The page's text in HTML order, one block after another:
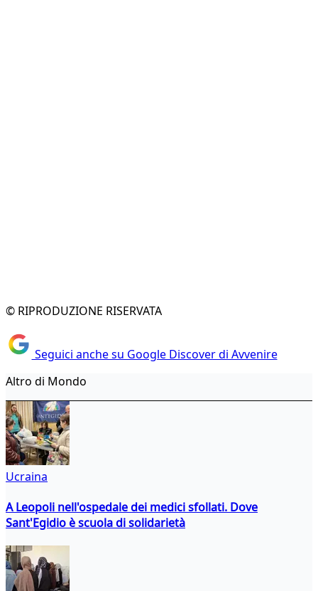
© RIPRODUZIONE RISERVATA
Seguici anche su Google Discover di Avvenire
Altro di Mondo
Ucraina
A Leopoli nell'ospedale dei medici sfollati. Dove
Sant'Egidio è scuola di solidarietà